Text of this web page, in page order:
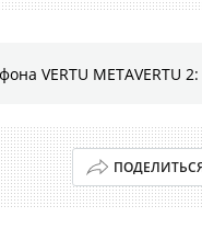
VERTU METAVERTU